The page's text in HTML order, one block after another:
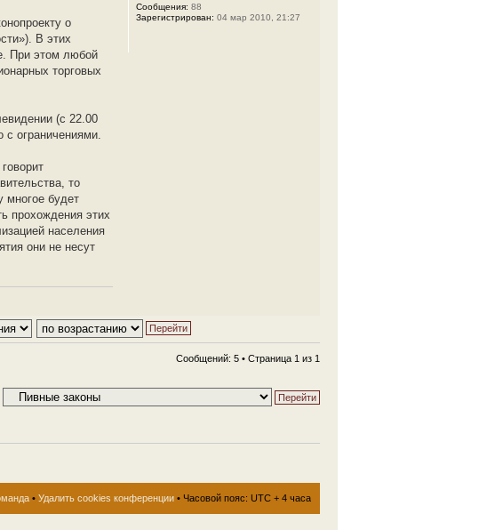
о
В этих
При этом любой
торговых
(с 22.00
ограничениями.
то
многое будет
прохождения этих
населения
они не несут
Сообщения: 88
Зарегистрирован: 04 мар 2010, 21:27
Сообщений: 5 • Страница 1 из 1
• Удалить cookies конференции • Часовой пояс: UTC + 4 часа